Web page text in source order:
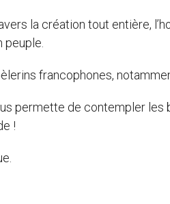
la création tout entière,
francophones,
permette de contempler les
!